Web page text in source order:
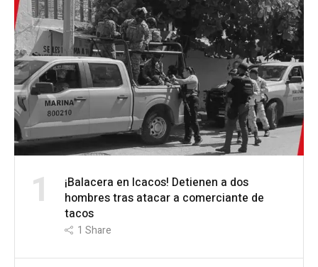
1
¡Balacera en Icacos! Detienen a dos
hombres tras atacar a comerciante de
tacos
1 Share